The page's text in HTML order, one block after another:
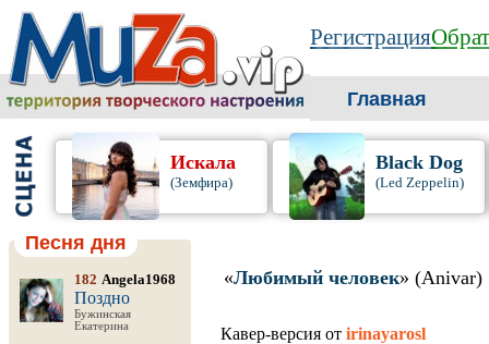
Регистрация
Главная
Искала
(Земфира)
Black Dog
(Led Zeppelin)
Песня дня
182 Angela1968
Поздно
Бужинская
Екатерина
«Любимый человек» (Anivar)
Кавер-версия от irinayarosl